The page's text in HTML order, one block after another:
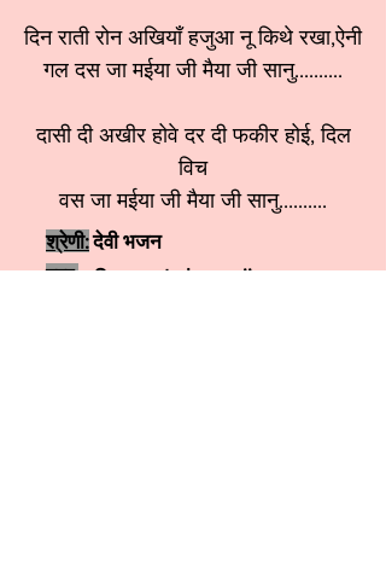
दिन राती रोन अखियाँ हजुआ नू किथे रखा,ऐनी
गल दस जा मईया जी मैया जी सानु..........
दासी दी अखीर होवे दर दी फकीर होई, दिल
विच
वस जा मईया जी मैया जी सानु..........
श्रेणी:देवी भजन
स्वर:
Sangeeta kapur ji